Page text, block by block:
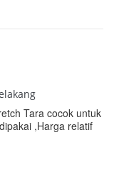
Tara cocok untuk
,Harga relatif